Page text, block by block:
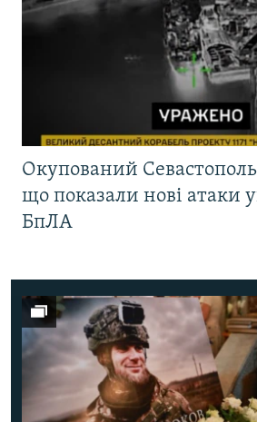
Окупований
що показали нові атаки
БпЛА